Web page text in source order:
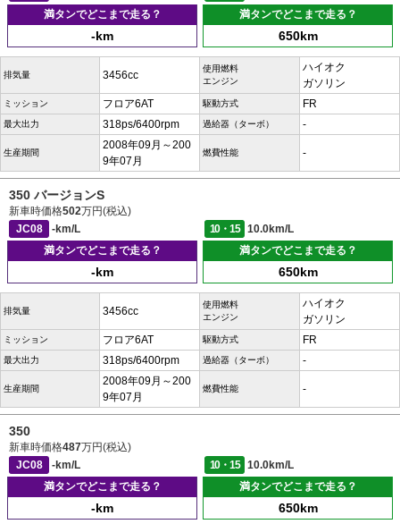
満タンでどこまで走る？
-km
満タンでどこまで走る？
650km
排気量 3456cc
使用燃料
エンジン
ハイオク
ガソリン
ミッション フロア6AT 駆動方式 FR
最大出力 318ps/6400rpm 過給器（ターボ） -
生産期間
2008年09月～200
9年07月
燃費性能 -
350 バージョンS
新車時価格502万円(税込)
JC08
-km/L 10・15
10.0km/L
満タンでどこまで走る？
-km
満タンでどこまで走る？
650km
排気量 3456cc
使用燃料
エンジン
ハイオク
ガソリン
ミッション フロア6AT 駆動方式 FR
最大出力 318ps/6400rpm 過給器（ターボ） -
生産期間
2008年09月～200
9年07月
燃費性能 -
350
新車時価格487万円(税込)
JC08
-km/L 10・15
10.0km/L
満タンでどこまで走る？
-km
満タンでどこまで走る？
650km